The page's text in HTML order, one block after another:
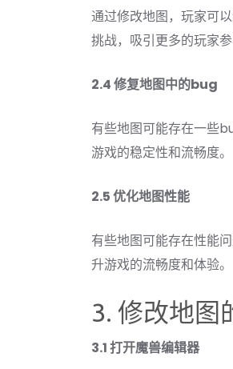
通过修改地图，玩家可
挑战，吸引更多的玩家参
2.4 修复地图中的bug
有些地图可能存在一些
游戏的稳定性和流畅度。
2.5 优化地图性能
有些地图可能存在性能
升游戏的流畅度和体验。
3. 修改地图
3.1 打开魔兽编辑器